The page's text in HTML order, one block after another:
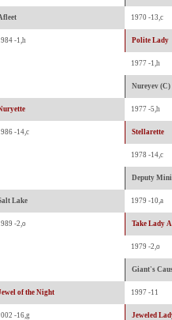
1970 -13,c
-1,h Polite Lady
1977 -1,h
Nureyev (C)
1977 -5,h
-14,c Stellarette
1978 -14,c
Deputy
Lake 1979 -10,a
-2,o Take Lady
1979 -2,o
Giant's
of the Night 1997 -11
-16,g Jeweled